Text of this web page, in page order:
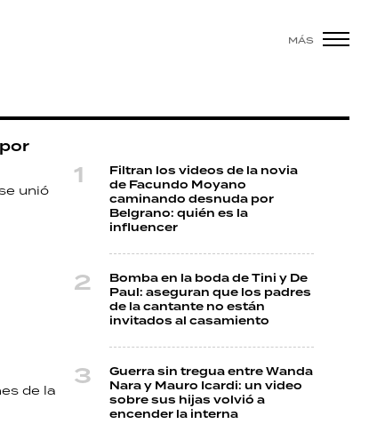
MÁS
unió
de la
Filtran los videos de la novia
de Facundo Moyano
caminando desnuda por
Belgrano: quién es la
influencer
Bomba en la boda de Tini y De
Paul: aseguran que los padres
de la cantante no están
invitados al casamiento
Guerra sin tregua entre Wanda
Nara y Mauro Icardi: un video
sobre sus hijas volvió a
encender la interna